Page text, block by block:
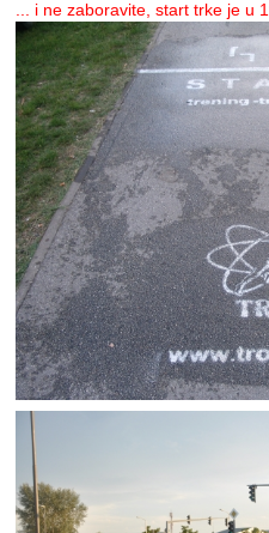
... i ne zaboravite, start trke je u